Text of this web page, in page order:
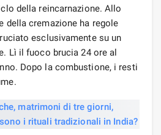
della reincarnazione. Allo
della cremazione ha regole
esclusivamente su un
Lì il fuoco brucia 24 ore al
Dopo la combustione, i resti